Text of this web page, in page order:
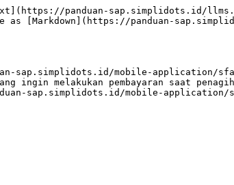
panduan-sap.simplidots.id/
[Markdown](https://panduan-
sap.simplidots.id/mobile-application/
ingin melakukan pembayaran saat
sap.simplidots.id/mobile-application/